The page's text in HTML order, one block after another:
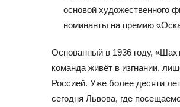
основой художественного
номинанты на премию
Основанный в 1936 году,
команда живёт в изгнании,
Россией. Уже более десяти
сегодня Львова, где